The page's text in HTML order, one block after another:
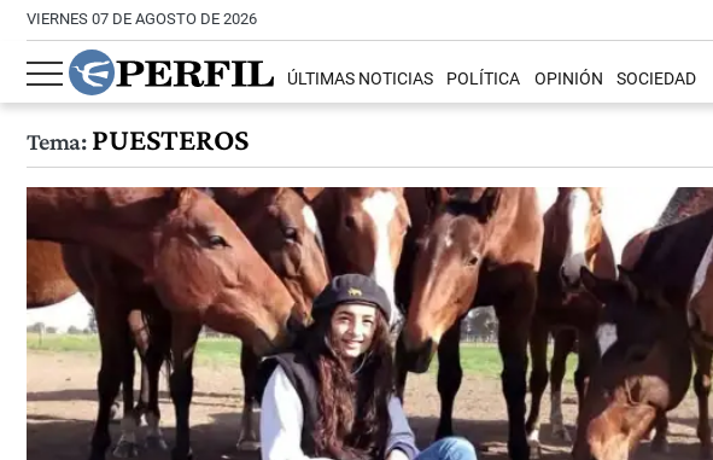
VIERNES 07 DE AGOSTO DE 2026
ÚLTIMAS NOTICIAS POLÍTICA OPINIÓN SOCIEDAD
Tema:PUESTEROS